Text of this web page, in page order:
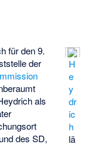
H
e
y
dr
ic
h
lä
für den 9.
der
als
des SD,